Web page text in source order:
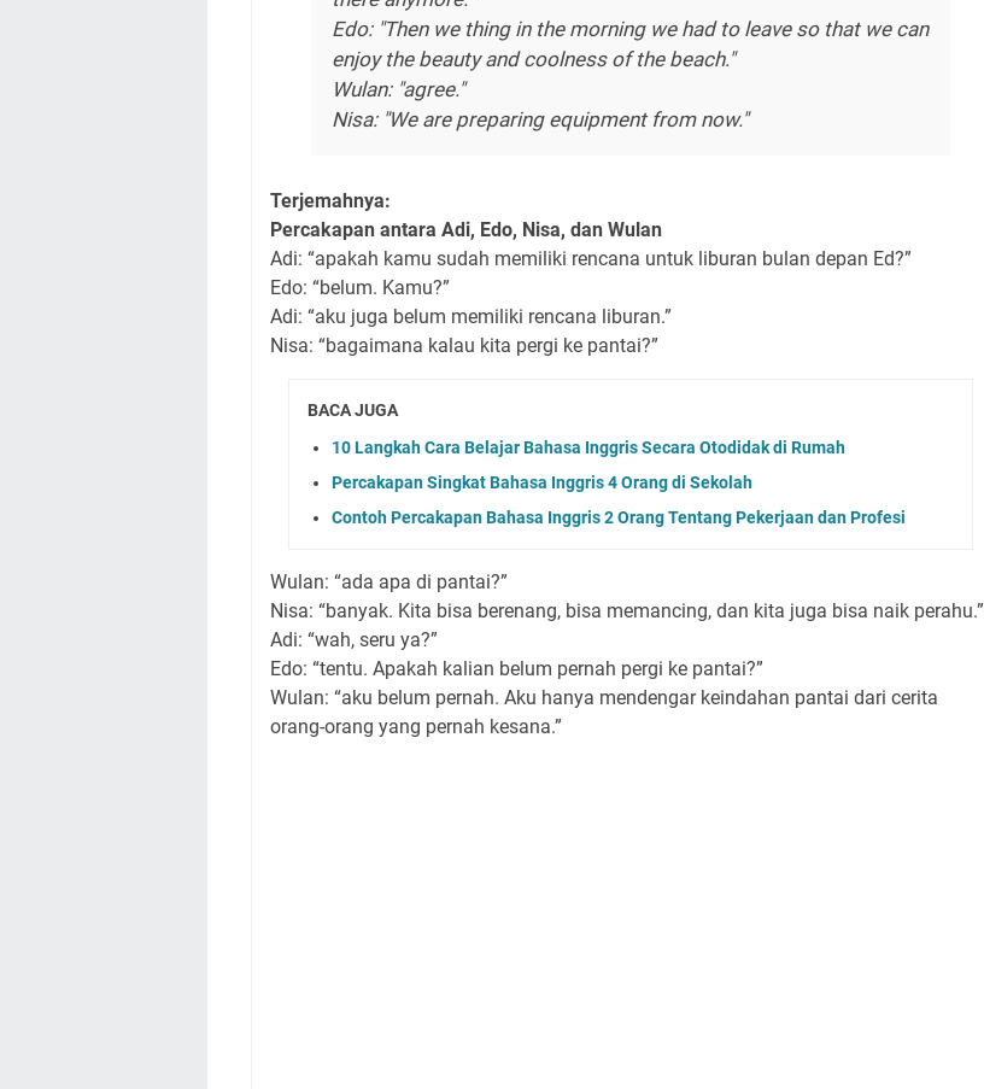
Edo: "Then we thing in the morning we had to leave so that we can
enjoy the beauty and coolness of the beach."
Wulan: "agree."
Nisa: "We are preparing equipment from now."
Terjemahnya:
Percakapan antara Adi, Edo, Nisa, dan Wulan
Adi: “apakah kamu sudah memiliki rencana untuk liburan bulan depan Ed?”
Edo: “belum. Kamu?”
Adi: “aku juga belum memiliki rencana liburan.”
Nisa: “bagaimana kalau kita pergi ke pantai?”
BACA JUGA
10 Langkah Cara Belajar Bahasa Inggris Secara Otodidak di Rumah
Percakapan Singkat Bahasa Inggris 4 Orang di Sekolah
Contoh Percakapan Bahasa Inggris 2 Orang Tentang Pekerjaan dan Profesi
Wulan: “ada apa di pantai?”
Nisa: “banyak. Kita bisa berenang, bisa memancing, dan kita juga bisa naik perahu.”
Adi: “wah, seru ya?”
Edo: “tentu. Apakah kalian belum pernah pergi ke pantai?”
Wulan: “aku belum pernah. Aku hanya mendengar keindahan pantai dari cerita
orang-orang yang pernah kesana.”